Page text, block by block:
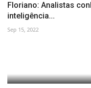
Floriano: Analistas
inteligência...
Sep 15, 2022